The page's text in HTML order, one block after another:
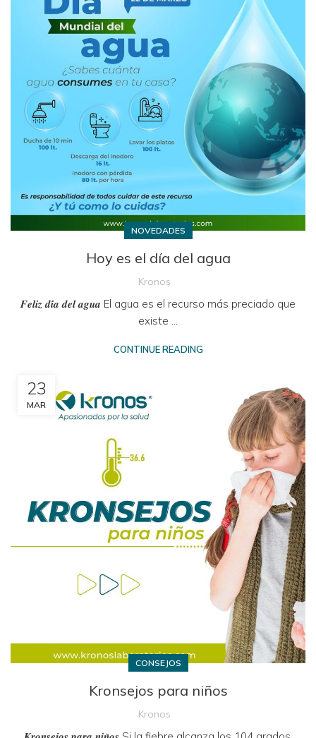
NOVEDADES
Hoy es el día del agua
Kronos
𝑭𝒆𝒍𝒊𝒛 𝒅𝒊́𝒂 𝒅𝒆𝒍 𝒂𝒈𝒖𝒂 El agua es el recurso más preciado que
existe ...
CONTINUE READING
23
MAR
CONSEJOS
Kronsejos para niños
Kronos